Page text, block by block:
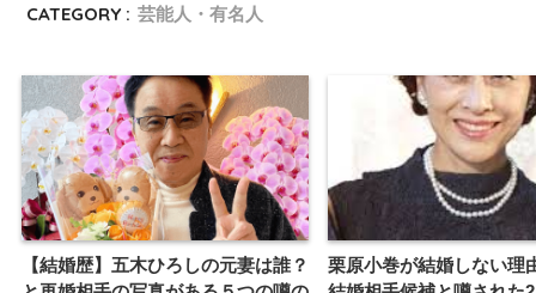
CATEGORY : 芸能人・有名人
【結婚歴】五木ひろしの元妻は誰？
栗原小巻が結婚しない理